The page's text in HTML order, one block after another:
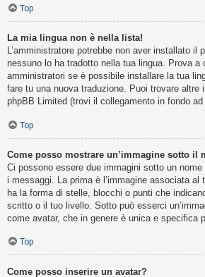
Top
La mia lingua non è nella lista!
L’amministratore potrebbe non aver installato il
nessuno lo ha tradotto nella tua lingua. Prova a
amministratori se è possibile installare la tua
fare tu una nuova traduzione. Puoi trovare altre
phpBB Limited (trovi il collegamento in fondo ad
Top
Come posso mostrare un’immagine sotto il
Ci possono essere due immagini sotto un
i messaggi. La prima è l’immagine associata al
ha la forma di stelle, blocchi o punti che
scritto o il tuo livello. Sotto può esserci
come avatar, che in genere è unica e specifica
Top
Come posso inserire un avatar?